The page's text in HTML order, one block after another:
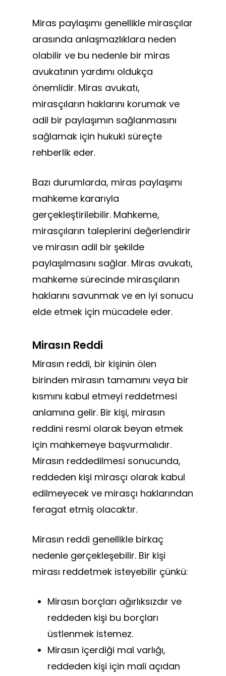
Miras paylaşımı genellikle mirasçılar
arasında anlaşmazlıklara neden
olabilir ve bu nedenle bir miras
avukatının yardımı oldukça
önemlidir. Miras avukatı,
mirasçıların haklarını korumak ve
adil bir paylaşımın sağlanmasını
sağlamak için hukuki süreçte
rehberlik eder.
Bazı durumlarda, miras paylaşımı
mahkeme kararıyla
gerçekleştirilebilir. Mahkeme,
mirasçıların taleplerini değerlendirir
ve mirasın adil bir şekilde
paylaşılmasını sağlar. Miras avukatı,
mahkeme sürecinde mirasçıların
haklarını savunmak ve en iyi sonucu
elde etmek için mücadele eder.
Mirasın Reddi
Mirasın reddi, bir kişinin ölen
birinden mirasın tamamını veya bir
kısmını kabul etmeyi reddetmesi
anlamına gelir. Bir kişi, mirasın
reddini resmi olarak beyan etmek
için mahkemeye başvurmalıdır.
Mirasın reddedilmesi sonucunda,
reddeden kişi mirasçı olarak kabul
edilmeyecek ve mirasçı haklarından
feragat etmiş olacaktır.
Mirasın reddi genellikle birkaç
nedenle gerçekleşebilir. Bir kişi
mirası reddetmek isteyebilir çünkü:
Mirasın borçları ağırlıksızdır ve
reddeden kişi bu borçları
üstlenmek istemez.
Mirasın içerdiği mal varlığı,
reddeden kişi için mali açıdan